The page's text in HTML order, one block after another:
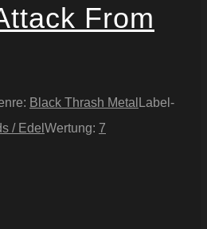
From
Black Thrash Metal Label-
/ Edel Wertung: 7